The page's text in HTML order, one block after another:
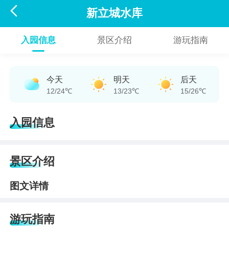
 新立城水库
入园信息 景区介绍 游玩指南
今天
12/24℃
明天
13/23℃
后天
15/26℃
入园信息
景区介绍
图文详情
游玩指南